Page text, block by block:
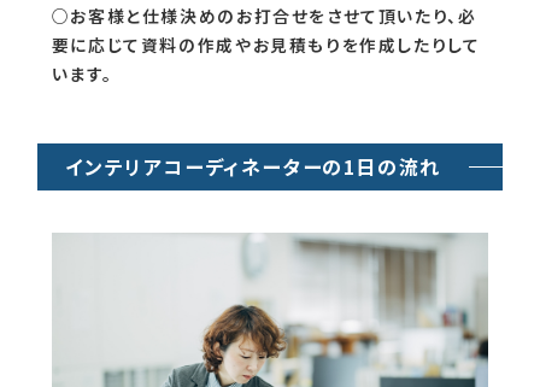
○お客様と仕様決めのお打合せをさせて頂いたり、必
要に応じて資料の作成やお見積もりを作成したりして
います。
インテリアコーディネーターの1日の流れ